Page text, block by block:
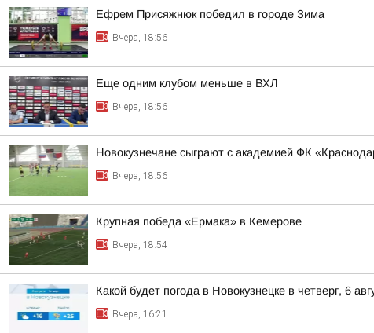
Ефрем Присяжнюк победил в городе Зима
Вчера, 18:56
Еще одним клубом меньше в ВХЛ
Вчера, 18:56
Новокузнечане сыграют с академией ФК
Вчера, 18:56
Крупная победа «Ермака» в Кемерове
Вчера, 18:54
Какой будет погода в Новокузнецке в четверг, 6
Вчера, 16:21